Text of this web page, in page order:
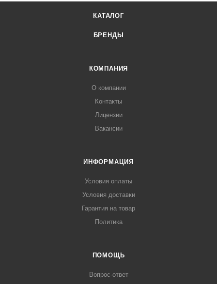
КАТАЛОГ
БРЕНДЫ
КОМПАНИЯ
О компании
Контакты
Лицензии
Вакансии
ИНФОРМАЦИЯ
Условия оплаты
Условия доставки
Гарантия на товар
Политика
ПОМОЩЬ
Вопрос-ответ